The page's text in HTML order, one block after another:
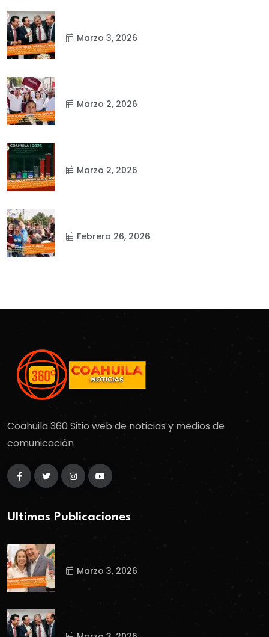
Marzo 3, 2026
Marzo 2, 2026
Marzo 2, 2026
Febrero 26, 2026
Coahuila 360 Sitio web de noticias y medios de
comunicación
Ultimas Publicaciones
Marzo 3, 2026